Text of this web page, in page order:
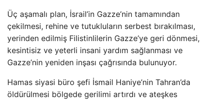
Üç aşamalı plan, İsrail’in Gazze’nin tamamından
çekilmesi, rehine ve tutukluların serbest bırakılması,
yerinden edilmiş Filistinlilerin Gazze’ye geri dönmesi,
kesintisiz ve yeterli insani yardım sağlanması ve
Gazze’nin yeniden inşası çağrısında bulunuyor.
Hamas siyasi büro şefi İsmail Haniye’nin Tahran’da
öldürülmesi bölgede gerilimi artırdı ve ateşkes